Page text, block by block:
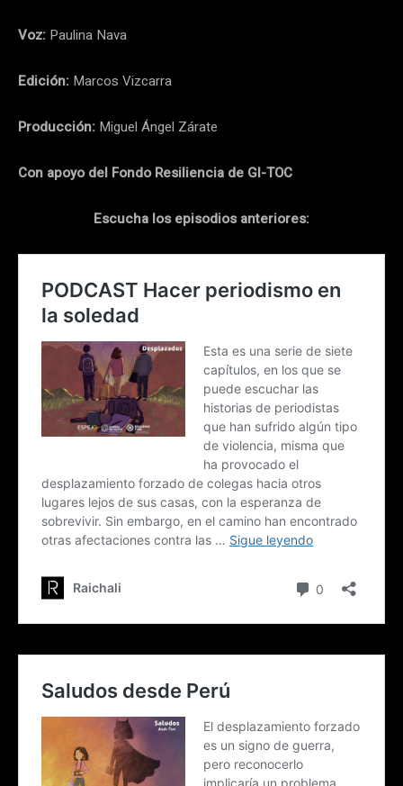
Voz: Paulina Nava
Edición: Marcos Vizcarra
Producción: Miguel Ángel Zárate
Con apoyo del Fondo Resiliencia de GI-TOC
Escucha los episodios anteriores: